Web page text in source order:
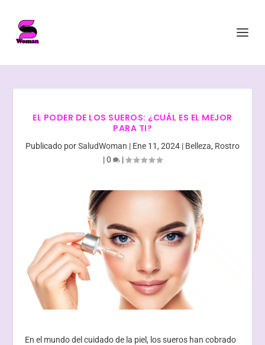
EL PODER DE LOS SUEROS: ¿CUÁL ES EL MEJOR
PARA TI?
Publicado porSaludWoman | Ene 11, 2024 | Belleza, Rostro
|0 |
En el mundo del cuidado de la piel, los sueros han cobrado